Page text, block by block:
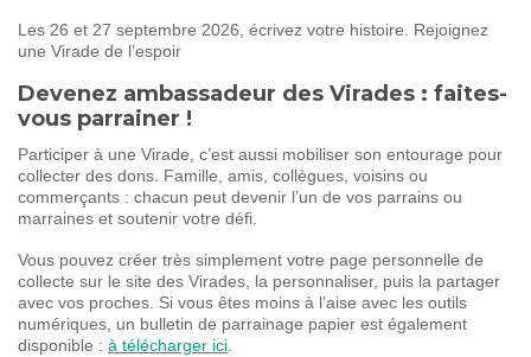
Les 26 et 27 septembre 2026, écrivez votre histoire. Rejoignez
une Virade de l’espoir
Devenez ambassadeur des Virades : faites-
vous parrainer !
Participer à une Virade, c’est aussi mobiliser son entourage pour
collecter des dons. Famille, amis, collègues, voisins ou
commerçants : chacun peut devenir l’un de vos parrains ou
marraines et soutenir votre défi.
Vous pouvez créer très simplement votre page personnelle de
collecte sur le site des Virades, la personnaliser, puis la partager
avec vos proches. Si vous êtes moins à l’aise avec les outils
numériques, un bulletin de parrainage papier est également
disponible : à télécharger ici.